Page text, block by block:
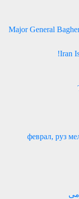
Major General
Iran
23 феврал, руз